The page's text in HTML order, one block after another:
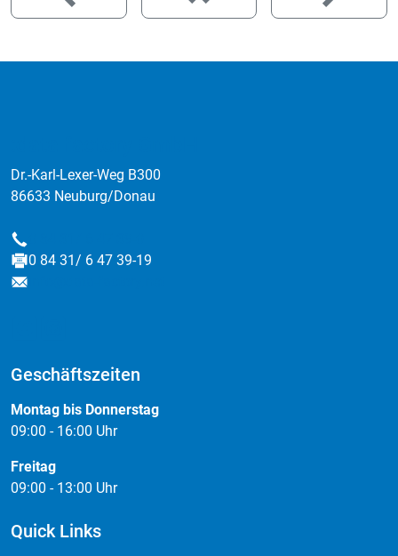
Dr.-Karl-Lexer-Weg B300
86633 Neuburg/Donau
Telefon
Fax
0 84 31/ 6 47 39-19
E-Mail
Geschäftszeiten
Montag bis Donnerstag
09:00 - 16:00 Uhr
Freitag
09:00 - 13:00 Uhr
Quick Links